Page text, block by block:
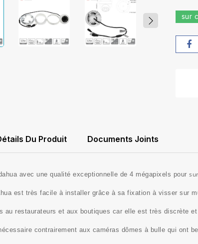
sur
Du Produit Documents Joints
avec une qualité exceptionnelle de 4 mégapixels pour
est très facile à installer grâce à sa fixation à visser sur
au restaurateurs et aux boutiques car elle est très discrète
contrairement aux caméras dômes à bulle qui ont